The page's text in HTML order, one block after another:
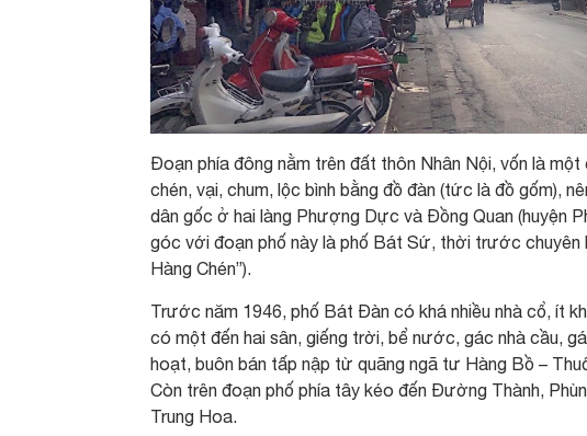
Đoạn phía đông nằm trên đất thôn Nhân Nội, vốn là
chén, vại, chum, lộc bình bằng đồ đàn (tức là đồ gốm),
dân gốc ở hai làng Phượng Dực và Đồng Quan (huyện
góc với đoạn phố này là phố Bát Sứ, thời trước chuyên
Hàng Chén”).
Trước năm 1946, phố Bát Đàn có khá nhiều nhà cổ, ít
có một đến hai sân, giếng trời, bể nước, gác nhà cầu,
hoạt, buôn bán tấp nập từ quãng ngã tư Hàng Bồ –
Còn trên đoạn phố phía tây kéo đến Đường Thành,
Trung Hoa.